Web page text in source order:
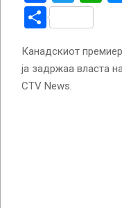
Share
Канадскиот
ја задржаа власта
CTV News.